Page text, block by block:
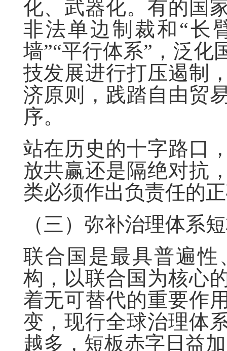
化、武器化。有的国
非法单边制裁和“长
墙”“平行体系”，泛化
技发展进行打压遏制
济原则，践踏自由贸
序。
站在历史的十字路口
放共赢还是隔绝对抗
类必须作出负责任的
（三）弥补治理体系
联合国是最具普遍
构，以联合国为核心
着无可替代的重要作
变，现行全球治理体
越多，短板赤字日益